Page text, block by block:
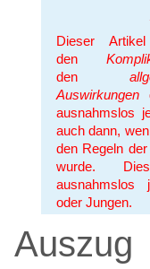
Dieser
den
den
Auswirkungen
ausnahmslos
auch dann,
den Regeln
wurde.
ausnahmslos
oder Jungen.
Auszug